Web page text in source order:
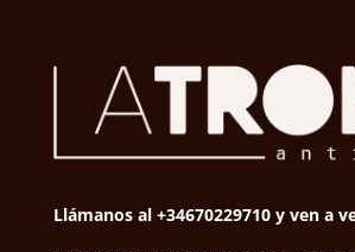
Llámanos al +34670229710 y ven a